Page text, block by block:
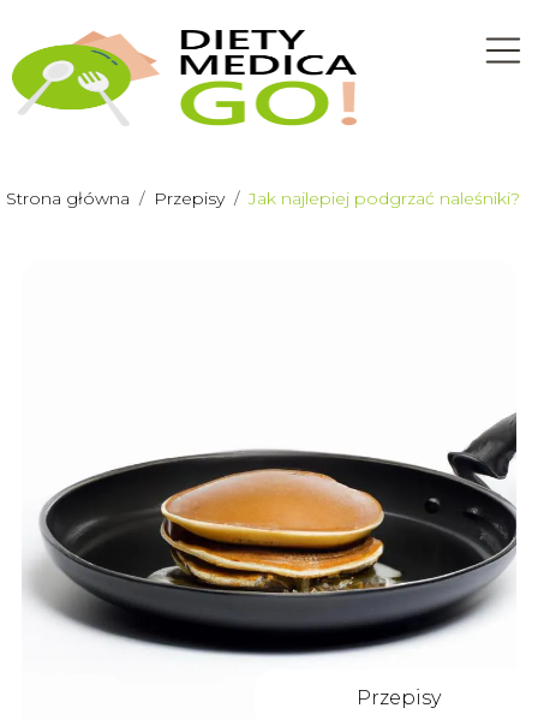
Strona główna / Przepisy /Jak najlepiej podgrzać naleśniki?
Przepisy